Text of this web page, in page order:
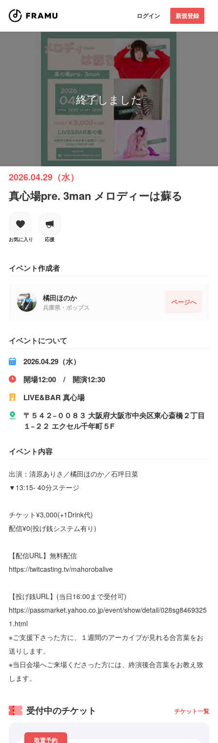
ログイン 新規登録
終了しました
2026.04.29（水）
真心場pre. 3man メロディーは蘇る
お気に入り 応援
イベント作成者
橘田ほのか
兵庫県・ポップス
ページへ
イベントについて
2026.04.29（水）
開場12:00 / 開演12:30
LIVE&BAR 真心場
〒５４２−００８３ 大阪府大阪市中央区東心斎橋２丁目
１−２２ エクセル千年町５F
イベント内容
出演：清原ありさ／橘田ほのか／石坪日菜
▼13:15- 40分ステージ
チケット¥3,000(+1Drink代)
配信¥0(投げ銭システム有り)
【配信URL】無料配信
https://twitcasting.tv/mahorobalive
【投げ銭URL】(当日16:00まで受付可)
https://passmarket.yahoo.co.jp/event/show/detail/028sg8469325
1.html
※ご支援下さった方に、１週間のアーカイブが見れる合言葉をお
送りします。
※当日会場へご来場くださった方には、終演後合言葉をお教え致
します。
受付中のチケット チケット一覧
取置予約